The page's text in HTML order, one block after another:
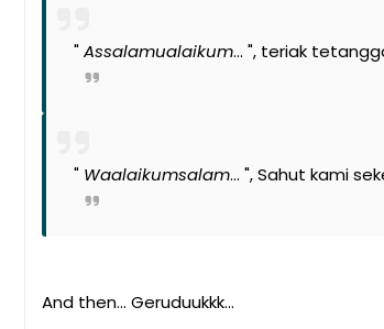
"Assalamualaikum... ", teriak
" Waalaikumsalam... ", Sahut kami
And then... Geruduukkk...